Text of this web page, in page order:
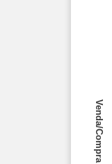
Venda/Compra